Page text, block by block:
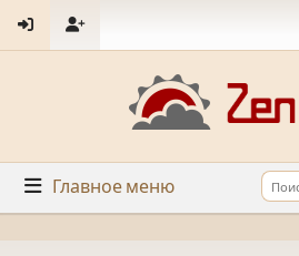
Главное меню